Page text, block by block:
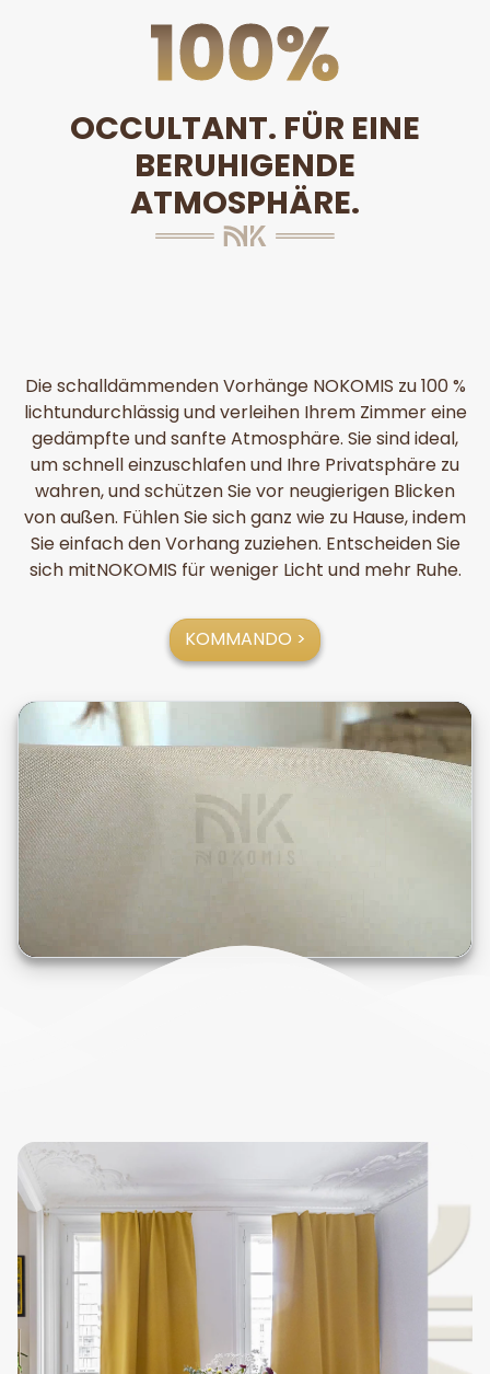
100%
OCCULTANT. FÜR EINE
BERUHIGENDE
ATMOSPHÄRE.
Die schalldämmenden Vorhänge NOKOMIS zu 100 %
lichtundurchlässig und verleihen Ihrem Zimmer eine
gedämpfte und sanfte Atmosphäre. Sie sind ideal,
um schnell einzuschlafen und Ihre Privatsphäre zu
wahren, und schützen Sie vor neugierigen Blicken
von außen. Fühlen Sie sich ganz wie zu Hause, indem
Sie einfach den Vorhang zuziehen. Entscheiden Sie
sich mitNOKOMIS für weniger Licht und mehr Ruhe.
KOMMANDO >